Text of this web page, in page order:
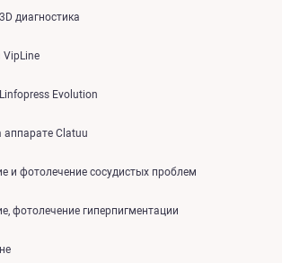
диагностика
Evolution
аппарате Clatuu
и фотолечение сосудистых проблем
фотолечение гиперпигментации